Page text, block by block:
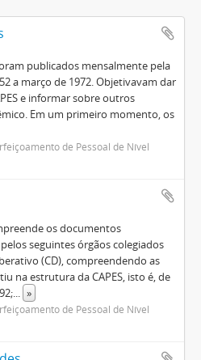
publicados mensalmente pela
a março de 1972. Objetivavam dar
e informar sobre outros
Em um primeiro momento, os
de Pessoal de Nível
os documentos
seguintes órgãos colegiados
(CD), compreendendo as
na estrutura da CAPES, isto é, de
... »
de Pessoal de Nível